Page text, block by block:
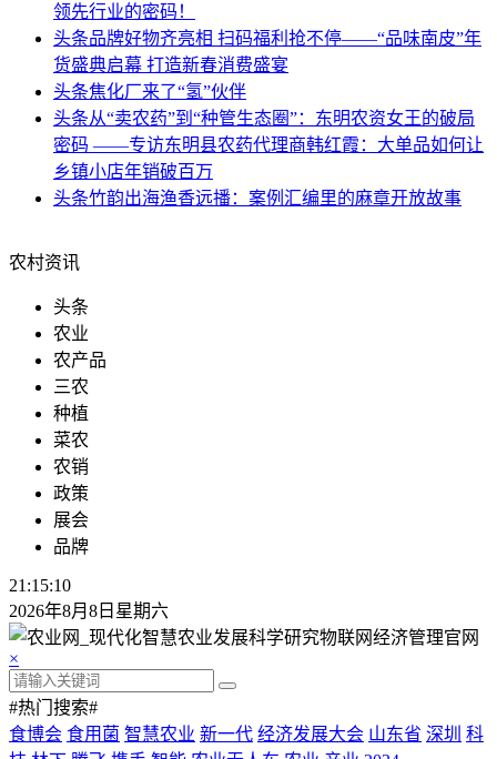
领先行业的密码！
头条品牌好物齐亮相 扫码福利抢不停——“品味南皮”年
货盛典启幕 打造新春消费盛宴
头条焦化厂来了“氢”伙伴
头条从“卖农药”到“种管生态圈”：东明农资女王的破局
密码 ——专访东明县农药代理商韩红霞：大单品如何让
乡镇小店年销破百万
头条竹韵出海渔香远播：案例汇编里的麻章开放故事
农村资讯
头条
农业
农产品
三农
种植
菜农
农销
政策
展会
品牌
21:15:10
2026年8月8日星期六
×
#热门搜索#
食博会 食用菌 智慧农业 新一代 经济发展大会 山东省 深圳
科